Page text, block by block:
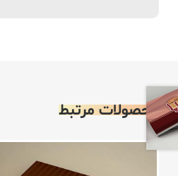
محصولات مرتبط